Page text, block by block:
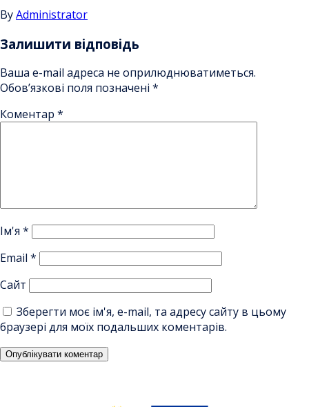
ByAdministrator
Залишити відповідь
Ваша e-mail адреса не оприлюднюватиметься.
Обов’язкові поля позначені *
Коментар *
Ім'я *
Email *
Сайт
Зберегти моє ім'я, e-mail, та адресу сайту в цьому
браузері для моїх подальших коментарів.